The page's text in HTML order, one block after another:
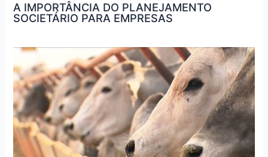
A IMPORTÂNCIA DO PLANEJAMENTO
SOCIETÁRIO PARA EMPRESAS